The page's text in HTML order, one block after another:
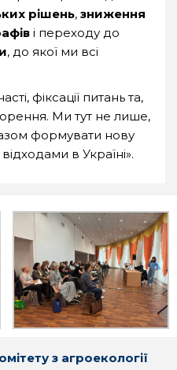
рішень, зниження
і переходу до
, до якої ми всі
фіксації питань та,
Ми тут не лише,
формувати нову
в Україні».
з агроекології